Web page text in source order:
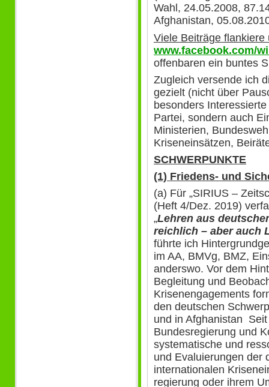
Wahl, 24.05.2008,
Afghanistan,
Viele Beiträge flankiere
www.facebook.com/
offenbaren ein buntes
Zugleich versende ich
gezielt (nicht über
besonders
Partei, sondern auch
Ministerien,
Kriseneinsätzen,
SCHWERPUNKTE
(1) Friedens- und
(a) Für „SIRIUS –
(Heft 4/Dez. 2019)
„Lehren aus
reichlich – aber auch
führte ich
im AA, BMVg, BMZ,
anderswo. Vor dem
Begleitung und
Krisenengagements
den deutschen
und in Afghanistan
Bundesregierung und
systematische und
und Evaluierungen der
internationalen
regierung oder ihrem